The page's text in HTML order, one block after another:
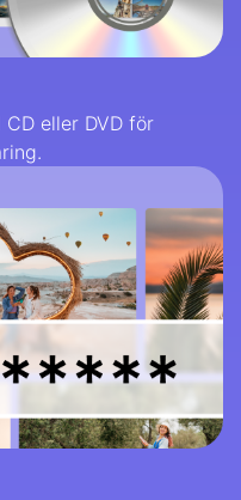
eller DVD för